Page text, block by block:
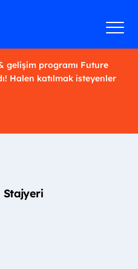
gelişim programı Future
Halen katılmak isteyenler
Stajyeri